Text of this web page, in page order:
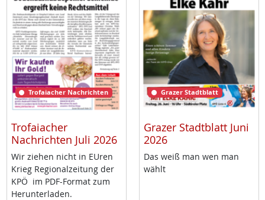
Trofaiacher Nachrichten
Trofaiacher
Nachrichten Juli 2026
Wir zie­hen nicht in EU­ren
Krieg Re­gio­nal­zei­tung der
KPÖ im PDF-For­mat zum
Her­un­ter­la­den.
Grazer Stadtblatt
Grazer Stadtblatt Juni
2026
Das weiß man wen man
wählt